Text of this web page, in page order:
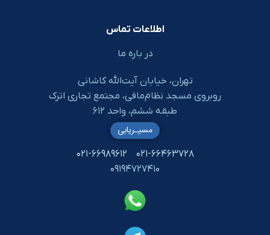
اطلاعات تماس
در باره ما
تهران، خیابان آیت‌الله کاشانی
روبروی مسجد نظام‌مافی، مجتمع تجاری اترک
طبقه ششم، واحد ۶۱۲
۰۲۱-۶۶۴۶۳۷۲۸
۰۲۱-۶۶۹۸۹۶۱۲
۰۹۱۹۴۷۲۷۴۱۰
مسیـریابی